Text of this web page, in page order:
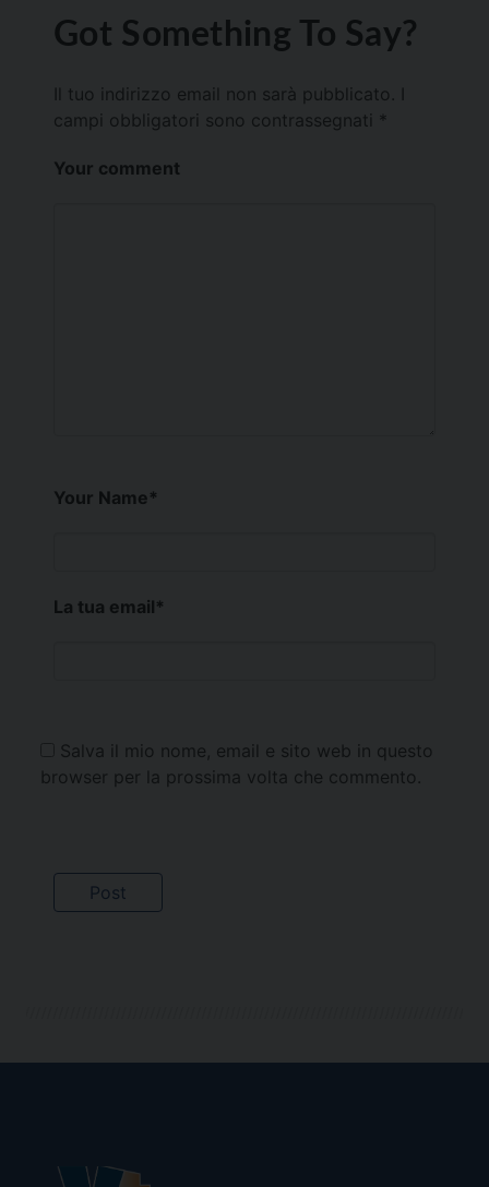
Got Something To Say?
Il tuo indirizzo email non sarà pubblicato.
campi obbligatori sono contrassegnati *
Your comment
Your Name*
La tua email*
Salva il mio nome, email e sito web in questo
browser per la prossima volta che commento.